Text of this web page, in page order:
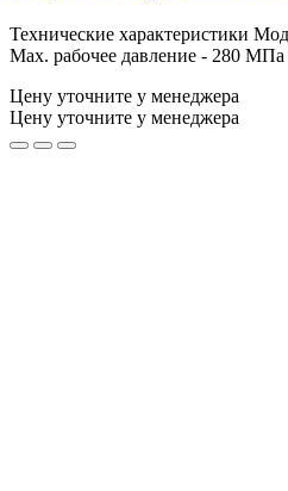
Технические характеристики
Max. рабочее давление - 280
Цену уточните у менеджера
Цену уточните у менеджера